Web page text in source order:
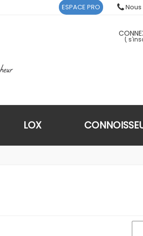
(
LOX
ESPACE PRO